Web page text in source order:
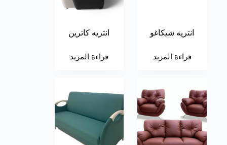
انتريه شيكاغو
قراءة المزيد
انتريه كاترين
قراءة المزيد